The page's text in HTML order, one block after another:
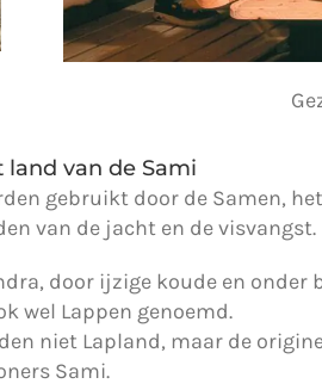
land van de Sami
gebruikt door de Samen,
van de jacht en de visvangst.
door ijzige koude en onder
wel Lappen genoemd.
niet Lapland, maar de
Sami.